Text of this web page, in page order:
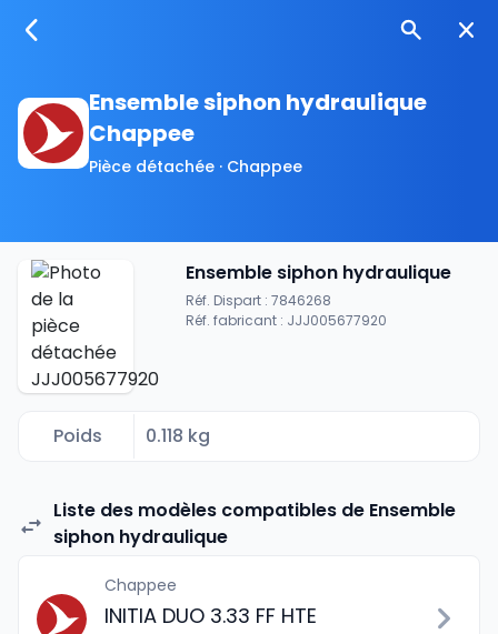
Ensemble siphon hydraulique
Chappee
Pièce détachée · Chappee
Ensemble siphon hydraulique
Réf. Dispart : 7846268
Réf. fabricant : JJJ005677920
Poids 0.118 kg
Liste des modèles compatibles de Ensemble
siphon hydraulique
Chappee
INITIA DUO 3.33 FF HTE